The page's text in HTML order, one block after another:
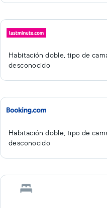
Habitación doble, tipo de
desconocido
Habitación doble, tipo de
desconocido